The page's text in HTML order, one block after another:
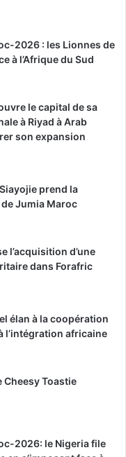
2026 : les Lionnes de
à l’Afrique du Sud
le capital de sa
à Riyad à Arab
son expansion
prend la
Jumia Maroc
l’acquisition d’une
dans Forafric
élan à la coopération
l’intégration africaine
Cheesy Toastie
2026: le Nigeria file